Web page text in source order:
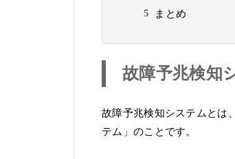
まとめ
故障予兆検知
故障予兆検知システムとは
テム」のことです。